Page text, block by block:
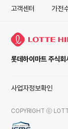
고객센터 가전
롯데하이마트 주식회
사업자정보확인
COPYRIGHT ⓒ
ISMS